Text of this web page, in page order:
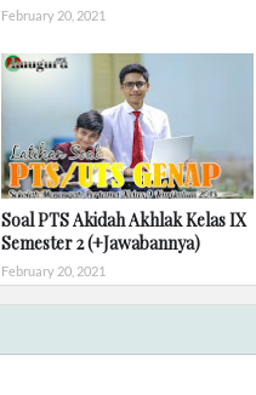
February 20, 2021
Soal PTS Akidah Akhlak Kelas IX
Semester 2 (+Jawabannya)
February 20, 2021